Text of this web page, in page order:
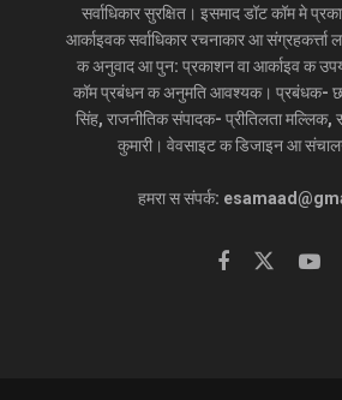
सर्वाधिकार सुरक्षित। इसमाद डॉट कॉम मे
आर्काइवक सर्वाधिकार रचनाकार आ संग्रहकर्त्ता
क अनुवाद आ पुन: प्रकाशन वा आर्काइव क
कॉम प्रबंधन क अनुमति आवश्यक। प्रबंधक-
सिंह, राजनीतिक संपादक- प्रीतिलता मल्लिक,
कुमारी। वेवसाइट क डिजाइन आ
हमरा स संपर्क: